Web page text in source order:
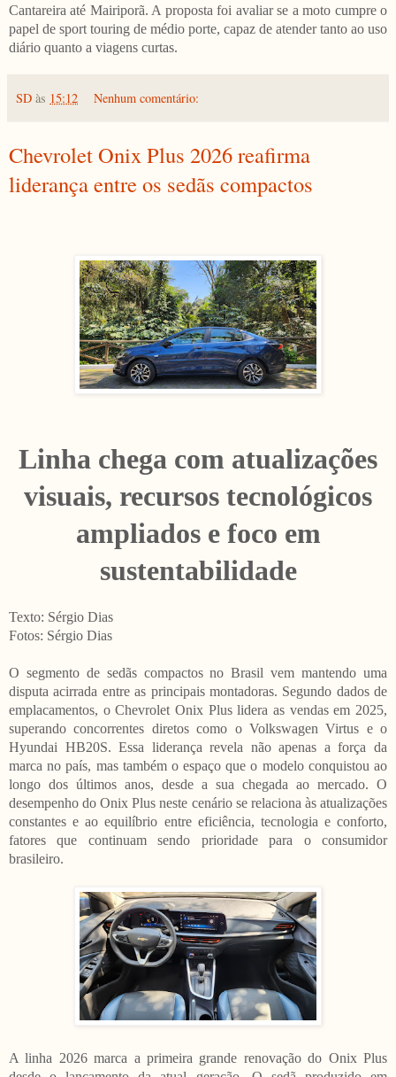
Cantareira até Mairiporã. A proposta foi avaliar se a moto cumpre o
papel de sport touring de médio porte, capaz de atender tanto ao uso
diário quanto a viagens curtas.
SD às 15:12 Nenhum comentário:
Chevrolet Onix Plus 2026 reafirma
liderança entre os sedãs compactos
Linha chega com atualizações
visuais, recursos tecnológicos
ampliados e foco em
sustentabilidade
Texto: Sérgio Dias
Fotos: Sérgio Dias
O segmento de sedãs compactos no Brasil vem mantendo uma
disputa acirrada entre as principais montadoras. Segundo dados de
emplacamentos, o Chevrolet Onix Plus lidera as vendas em 2025,
superando concorrentes diretos como o Volkswagen Virtus e o
Hyundai HB20S. Essa liderança revela não apenas a força da
marca no país, mas também o espaço que o modelo conquistou ao
longo dos últimos anos, desde a sua chegada ao mercado. O
desempenho do Onix Plus neste cenário se relaciona às atualizações
constantes e ao equilíbrio entre eficiência, tecnologia e conforto,
fatores que continuam sendo prioridade para o consumidor
brasileiro.
A linha 2026 marca a primeira grande renovação do Onix Plus